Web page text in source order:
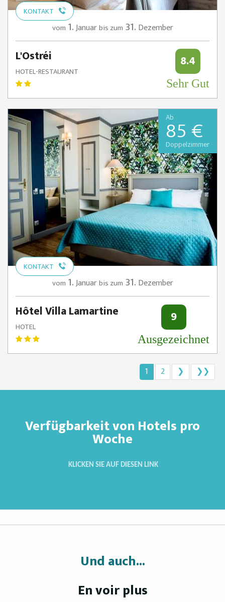
KONTAKT
vom 1.Januarbis zum 31. Dezember
L'Ostréi
HOTEL-RESTAURANT
8.4
Sehr Gut
Ab
85 €
Doppelzimmer
KONTAKT
vom 1.Januarbis zum 31. Dezember
Hôtel Villa Lamartine
HOTEL
9
Ausgezeichnet
1 2 ❯ ❯❯
Verfügbarkeit von Hotels pro
Woche
KLICKEN SIE AUF DIESEN LINK
Und auch...
En voir plus